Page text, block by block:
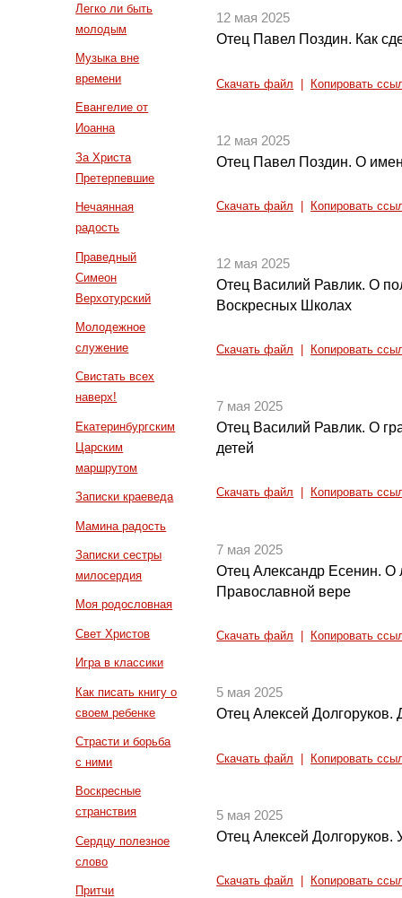
Легко ли быть
молодым
Музыка вне
времени
Евангелие от
Иоанна
За Христа
Претерпевшие
Нечаянная
радость
Праведный
Симеон
Верхотурский
Молодежное
служение
Свистать всех
наверх!
Екатеринбургским
Царским
маршрутом
Записки краеведа
Мамина радость
Записки сестры
милосердия
Моя родословная
Свет Христов
Игра в классики
Как писать книгу о
своем ребенке
Страсти и борьба
с ними
Воскресные
странствия
Сердцу полезное
слово
Притчи
12 мая 2025
Отец Павел Поздин. Как
Скачать файл Копировать
12 мая 2025
Отец Павел Поздин. О
Скачать файл Копировать
12 мая 2025
Отец Василий Равлик. О
Воскресных Школах
Скачать файл Копировать
7 мая 2025
Отец Василий Равлик. О
детей
Скачать файл Копировать
7 мая 2025
Отец Александр Есенин. О
Православной вере
Скачать файл Копировать
5 мая 2025
Отец Алексей
Скачать файл Копировать
5 мая 2025
Отец Алексей Долгоруков.
Скачать файл Копировать